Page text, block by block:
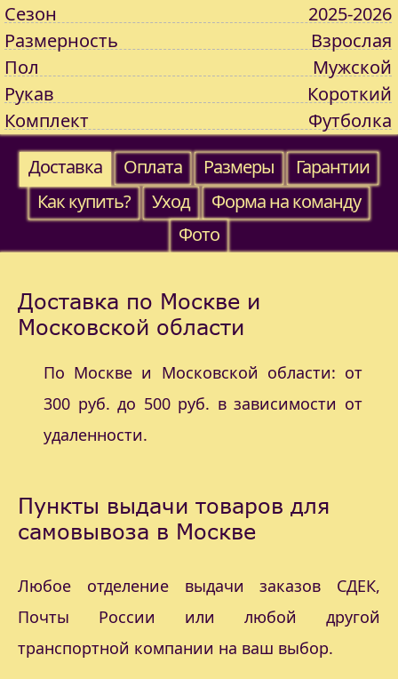
Сезон
2025-2026
Размерность
Взрослая
Пол
Мужской
Рукав
Короткий
Комплект
Футболка
Доставка
Оплата Размеры
Гарантии
Как купить?
Уход
Форма на команду
Фото
Доставка по Москве и
Московской области
По Москве и Московской области: от
300 руб. до 500 руб. в зависимости от
удаленности.
Пункты выдачи товаров для
самовывоза в Москве
Любое отделение выдачи заказов СДЕК,
Почты России или любой другой
транспортной компании на ваш выбор.